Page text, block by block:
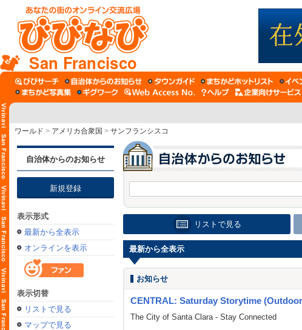
San Francisco
ワールド > アメリカ合衆国 > サンフランシスコ
自治体からのお知らせ
新規登録
表示形式
最新から全表示
オンラインを表示
表示切替
リストで見る
マップで見る
リストで見る
最新から全表示
お知らせ
CENTRAL: Saturday Storytime
The City of Santa Clara - Stay Connected